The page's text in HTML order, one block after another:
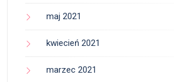
maj 2021
kwiecień 2021
marzec 2021